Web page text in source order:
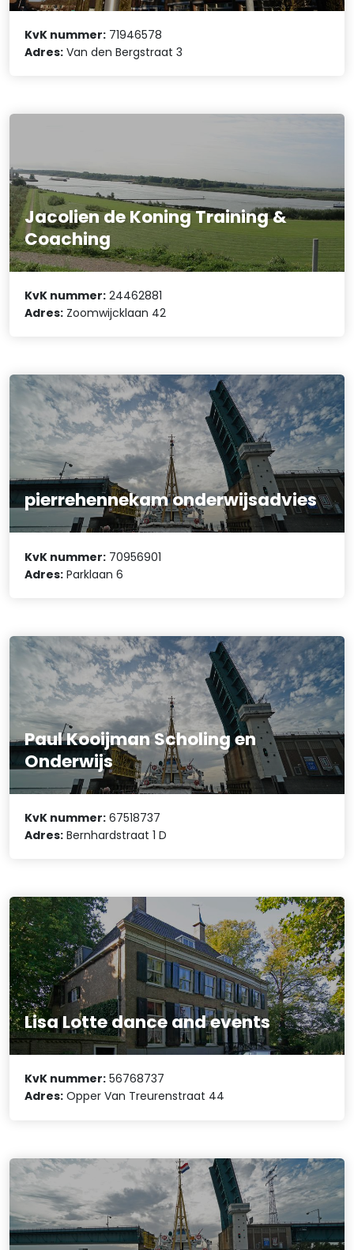
KvK nummer: 71946578
Adres: Van den Bergstraat 3
Jacolien de Koning Training &
Coaching
KvK nummer: 24462881
Adres: Zoomwijcklaan 42
pierrehennekam onderwijsadvies
KvK nummer: 70956901
Adres: Parklaan 6
Paul Kooijman Scholing en
Onderwijs
KvK nummer: 67518737
Adres: Bernhardstraat 1 D
Lisa Lotte dance and events
KvK nummer: 56768737
Adres: Opper Van Treurenstraat 44